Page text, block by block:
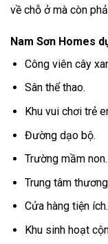
về chỗ ở mà còn
Nam Sơn Homes
Công viên cây
Sân thể thao.
Khu vui chơi trẻ
Đường dạo bộ.
Trường mầm non.
Trung tâm
Cửa hàng tiện ích.
Khu sinh hoạt